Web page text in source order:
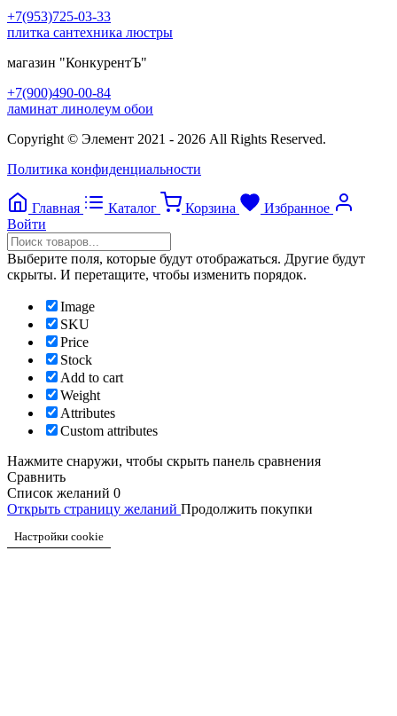
+7(953)725-03-33
плитка сантехника люстры
магазин "КонкурентЪ"
+7(900)490-00-84
ламинат линолеум обои
Copyright © Элемент 2021 - 2026 All Rights Reserved.
Политика конфиденциальности
Главная Каталог Корзина
Избранное
Войти
Выберите поля, которые будут отображаться. Другие будут
скрыты. И перетащите, чтобы изменить порядок.
Image
SKU
Price
Stock
Add to cart
Weight
Attributes
Custom attributes
Нажмите снаружи, чтобы скрыть панель сравнения
Сравнить
Список желаний 0
Открыть страницу желаний Продолжить покупки
Настройки cookie